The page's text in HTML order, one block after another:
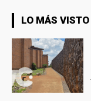
LO MÁS VISTO